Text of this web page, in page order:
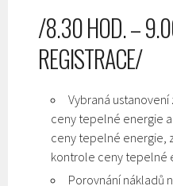
/8.30 HOD. –
REGISTRACE/
Vybraná
ceny tepelné energie
ceny tepelné energie,
kontrole ceny tepelné
Porovnání nákladů